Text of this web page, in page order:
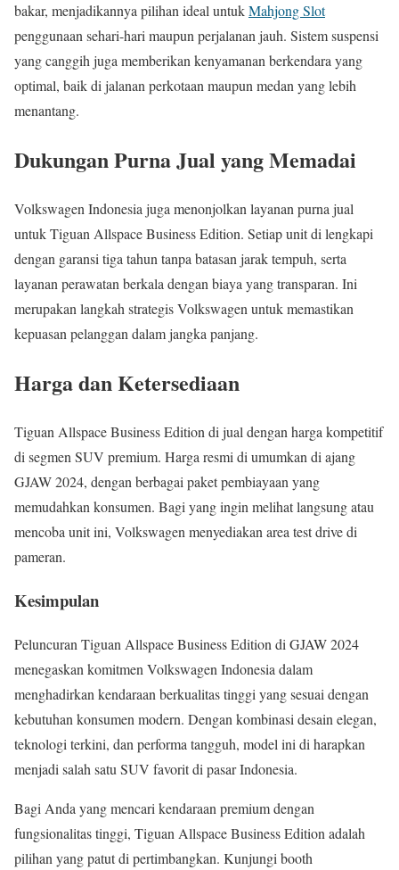
bakar, menjadikannya pilihan ideal untukMahjong Slot
penggunaan sehari-hari maupun perjalanan jauh. Sistem suspensi
yang canggih juga memberikan kenyamanan berkendara yang
optimal, baik di jalanan perkotaan maupun medan yang lebih
menantang.
Dukungan Purna Jual yang Memadai
Volkswagen Indonesia juga menonjolkan layanan purna jual
untuk Tiguan Allspace Business Edition. Setiap unit di lengkapi
dengan garansi tiga tahun tanpa batasan jarak tempuh, serta
layanan perawatan berkala dengan biaya yang transparan. Ini
merupakan langkah strategis Volkswagen untuk memastikan
kepuasan pelanggan dalam jangka panjang.
Harga dan Ketersediaan
Tiguan Allspace Business Edition di jual dengan harga kompetitif
di segmen SUV premium. Harga resmi di umumkan di ajang
GJAW 2024, dengan berbagai paket pembiayaan yang
memudahkan konsumen. Bagi yang ingin melihat langsung atau
mencoba unit ini, Volkswagen menyediakan area test drive di
pameran.
Kesimpulan
Peluncuran Tiguan Allspace Business Edition di GJAW 2024
menegaskan komitmen Volkswagen Indonesia dalam
menghadirkan kendaraan berkualitas tinggi yang sesuai dengan
kebutuhan konsumen modern. Dengan kombinasi desain elegan,
teknologi terkini, dan performa tangguh, model ini di harapkan
menjadi salah satu SUV favorit di pasar Indonesia.
Bagi Anda yang mencari kendaraan premium dengan
fungsionalitas tinggi, Tiguan Allspace Business Edition adalah
pilihan yang patut di pertimbangkan. Kunjungi booth